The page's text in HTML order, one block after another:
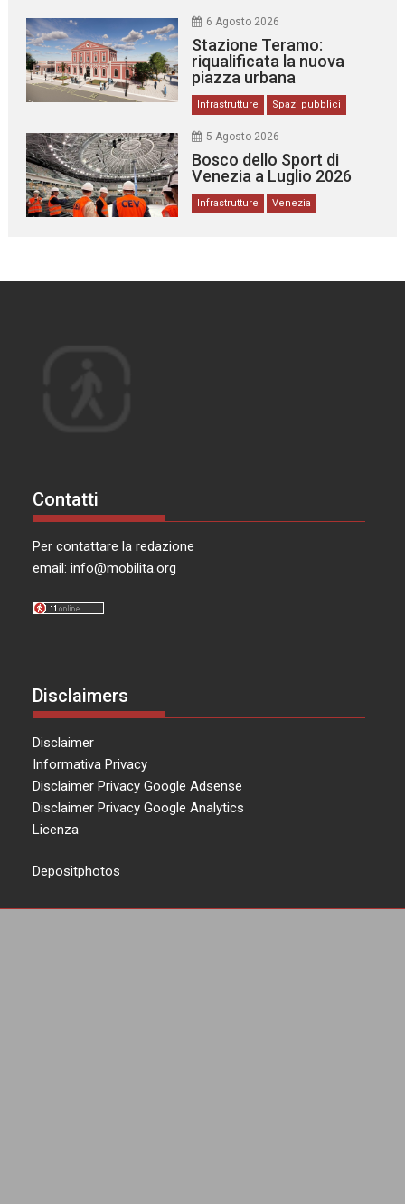
6 Agosto 2026
Stazione Teramo:
riqualificata la nuova
piazza urbana
Infrastrutture Spazi pubblici
5 Agosto 2026
Bosco dello Sport di
Venezia a Luglio 2026
Infrastrutture Venezia
Contatti
Per contattare la redazione
email:info@mobilita.org
Disclaimers
Disclaimer
Informativa Privacy
Disclaimer Privacy Google Adsense
Disclaimer Privacy Google Analytics
Licenza
Depositphotos